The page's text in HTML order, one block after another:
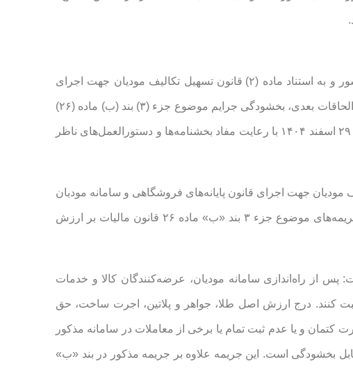
🔺در اجرای مفاد بند (غ) تبصره (۱) ماده واحده قانون بودجه سال ۱۴۰۴ کل کشور و به استناد ماده (۲) قانون تسهیل تکالیف مودیان جهت اجرای
قانون پایانه‌های فروشگاهی و سامانه مودیان مصوب ۲۳ آبان ۱۴۰۲ با اصلاحات و الحاقات بعدی، بخشودگی جرایم موضوع جزء (۳) بند (ب) ماده (۲۶)
قانون مالیات بر ارزش افزوده مصوب سال ۱۴۰۰ از تاریخ ۱ دی‌ماه ۱۴۰۲ تا پایان ۲۹ اسفند ۱۴۰۴ با رعایت مفاد بخشنامه‌ها و دستورالعمل‌های ناظر
۱۴۰۴ آمده است: ماده ۲ قانون تسهیل تکالیف مودیان جهت اجرای قانون پایانه‌های فروشگاهی و سامانه مودیان
مصوب ۲۳ آبان ۱۴۰۲ با اصلاحات و الحاقات بعدی در سال ۱۴۰۴ جاری بوده و جریمه‌های موضوع جزء ۳ بند «ب» ماده ۲۶ قانون مالیات بر ارزش
شرح زیر است: پس از راه‌اندازی سامانه مودیان، عرضه‌کنندگان کالا و خدمات
کنند. درج ارزش اصل طلا، جواهر و پلاتین، اجرت ساخت، حق‌
و یا عدم ثبت تمام یا برخی از معاملات در سامانه مذکور
که غیر قابل بخشودگی است. این جریمه علاوه بر جریمه مذکور در بند «ب»